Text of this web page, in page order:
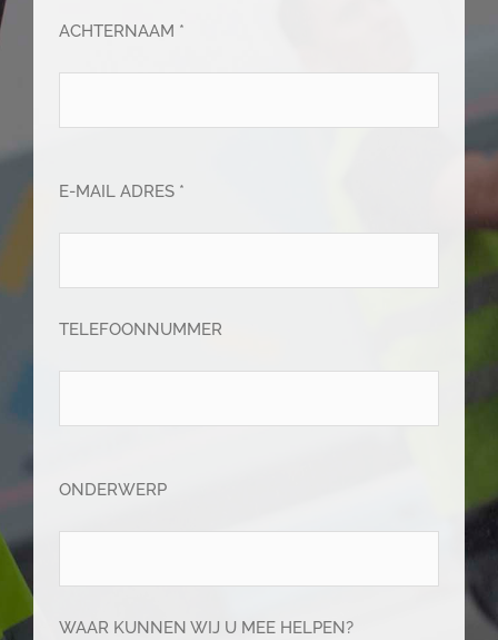
ACHTERNAAM *
E-MAIL ADRES *
TELEFOONNUMMER
ONDERWERP
WAAR KUNNEN WIJ U MEE HELPEN?